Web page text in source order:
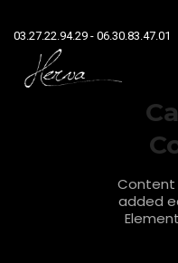
03.27.22.94.29 - 06.30.83.47.01
NOS RÉALISATIONS
Content
added